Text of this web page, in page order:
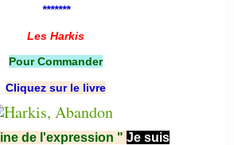
*******
Les Harkis
Pour Commander
Cliquez sur le livre
de l'expression " Je suis